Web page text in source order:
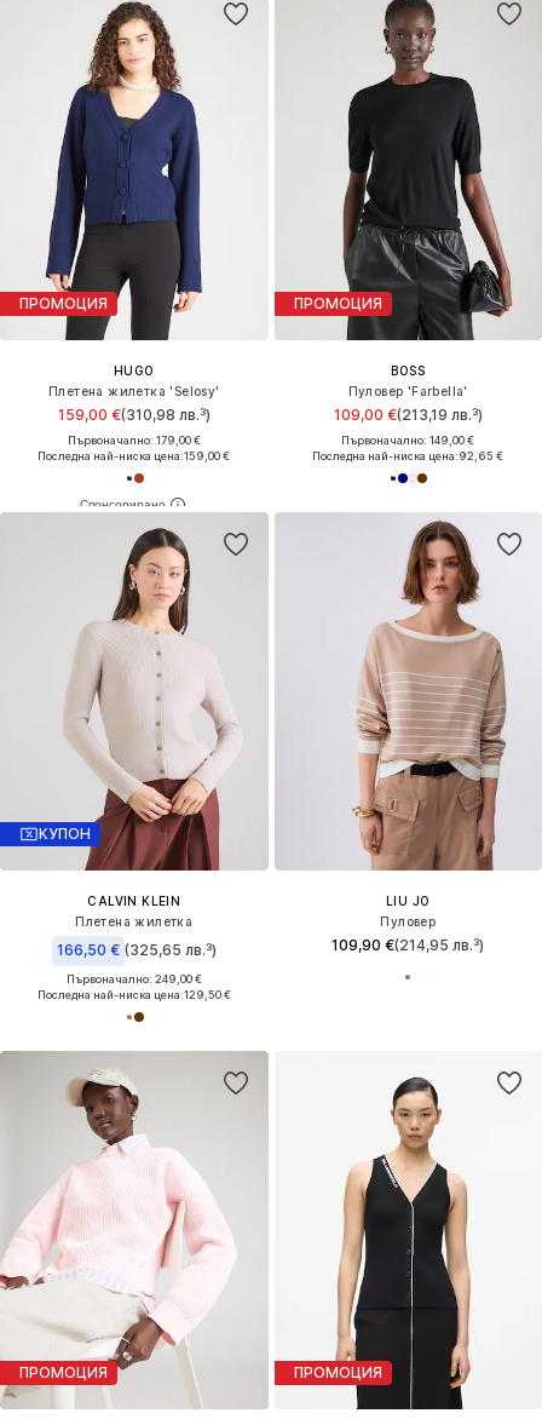
ПРОМОЦИЯ
HUGO
Плетена жилетка 'Selosy'
159,00 €(310,98 лв.³)
Първоначално: 179,00 €
Последна най-ниска цена:159,00 €
ПРОМОЦИЯ
BOSS
Пуловер 'Farbella'
109,00 €(213,19 лв.³)
Първоначално: 149,00 €
Последна най-ниска цена:92,65 €
КУПОН
CALVIN KLEIN
Плетена жилетка
166,50 € (325,65 лв.³)
Първоначално: 249,00 €
Последна най-ниска цена:129,50 €
LIU JO
Пуловер
109,90 €(214,95 лв.³)
ПРОМОЦИЯ ПРОМОЦИЯ